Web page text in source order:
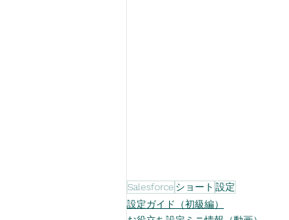
Salesforce ショート 設定
設定ガイド（初級編）